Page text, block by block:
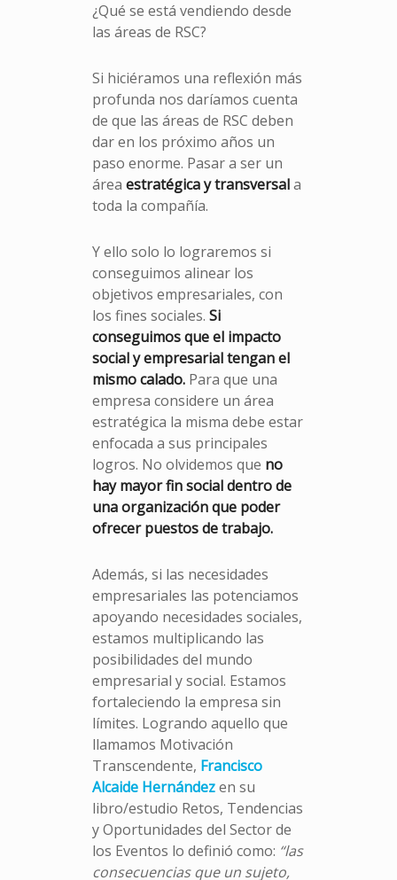
¿Qué se está vendiendo desde
las áreas de RSC?
Si hiciéramos una reflexión más
profunda nos daríamos cuenta
de que las áreas de RSC deben
dar en los próximo años un
paso enorme. Pasar a ser un
área estratégica y transversala
toda la compañía.
Y ello solo lo lograremos si
conseguimos alinear los
objetivos empresariales, con
los fines sociales. Si
conseguimos que el impacto
social y empresarial tengan el
mismo calado. Para que una
empresa considere un área
estratégica la misma debe estar
enfocada a sus principales
logros. No olvidemos que no
hay mayor fin social dentro de
una organización que poder
ofrecer puestos de trabajo.
Además, si las necesidades
empresariales las potenciamos
apoyando necesidades sociales,
estamos multiplicando las
posibilidades del mundo
empresarial y social. Estamos
fortaleciendo la empresa sin
límites. Logrando aquello que
llamamos Motivación
Transcendente, Francisco
Alcaide Hernándezen su
libro/estudio Retos, Tendencias
y Oportunidades del Sector de
los Eventos lo definió como: “las
consecuencias que un sujeto,